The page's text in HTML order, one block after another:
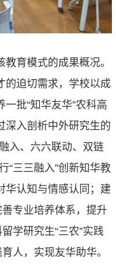
教育模式的成果概况。
迫切需求， 学校以成
一批“知华友华”农科高
深入剖析中外研究生的
入、六六联动、双链
“三三融入”创新知华教
华认知与情感认同 ； 建
善专业培养体系，提升
学研究生“三农”实践
人，实现友华助华。